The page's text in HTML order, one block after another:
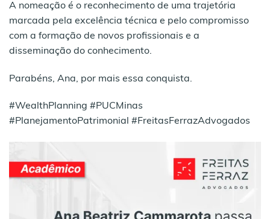
A nomeação é o reconhecimento de uma trajetória
marcada pela excelência técnica e pelo compromisso
com a formação de novos profissionais e a
disseminação do conhecimento.
Parabéns, Ana, por mais essa conquista.
#WealthPlanning #PUCMinas
#PlanejamentoPatrimonial #FreitasFerrazAdvogados